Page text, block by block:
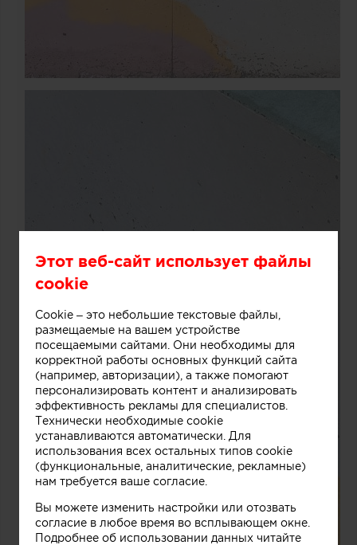
Этот веб-сайт использует файлы
cookie
Cookie – это небольшие текстовые файлы,
размещаемые на вашем устройстве
посещаемыми сайтами. Они необходимы для
корректной работы основных функций сайта
(например, авторизации), а также помогают
персонализировать контент и анализировать
эффективность рекламы для специалистов.
Технически необходимые cookie
устанавливаются автоматически. Для
использования всех остальных типов cookie
(функциональные, аналитические, рекламные)
нам требуется ваше согласие.
Вы можете изменить настройки или отозвать
согласие в любое время во всплывающем окне.
Подробнее об использовании данных читайте